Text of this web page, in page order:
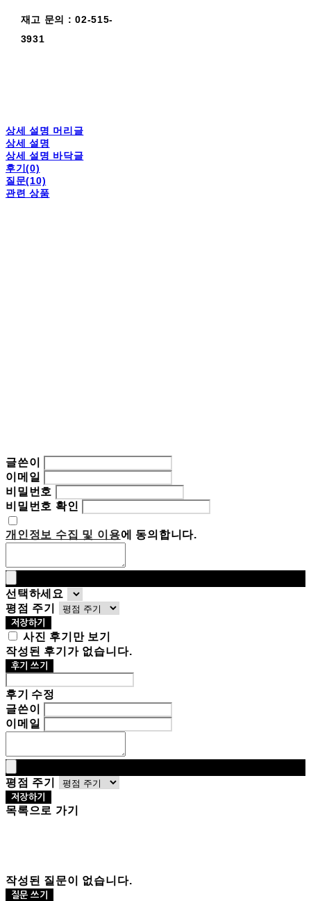
재고 문의 : 02-515-
3931
상세 설명 머리글
상세 설명
상세 설명 바닥글
후기(0)
질문(10)
관련 상품
글쓴이
이메일
비밀번호
비밀번호 확인
개인정보 수집 및 이용에 동의합니다.
선택하세요
평점 주기
저장하기
사진 후기만 보기
작성된 후기가 없습니다.
후기 쓰기
후기 수정
글쓴이
이메일
평점 주기
저장하기
목록으로 가기
작성된 질문이 없습니다.
질문 쓰기